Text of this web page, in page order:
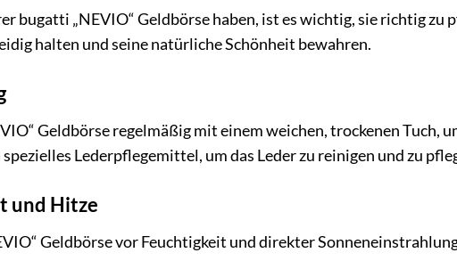
bugatti „NEVIO“ Geldbörse haben, ist es wichtig, sie richtig zu
halten und seine natürliche Schönheit bewahren.
Geldbörse regelmäßig mit einem weichen, trockenen Tuch,
Lederpflegemittel, um das Leder zu reinigen und zu
und Hitze
Geldbörse vor Feuchtigkeit und direkter